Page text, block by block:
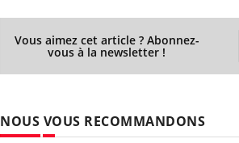
Vous aimez cet article ? Abonnez-
vous à la newsletter !
NOUS VOUS RECOMMANDONS